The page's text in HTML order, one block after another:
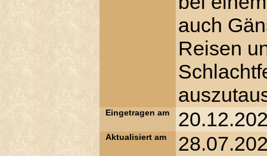
auch
Reisen
Eingetragen am
Aktualisiert am